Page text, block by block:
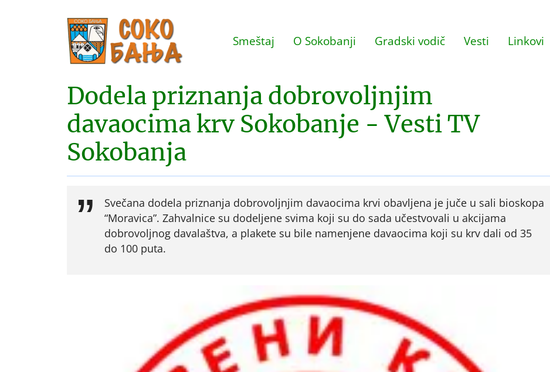
Smeštaj O Sokobanji Gradski vodič Vesti Linkovi
Dodela priznanja dobrovoljnjim
davaocima krv Sokobanje - Vesti TV
Sokobanja
Svečana dodela priznanja dobrovoljnjim davaocima krvi obavljena je juče u sali bioskopa
“Moravica”. Zahvalnice su dodeljene svima koji su do sada učestvovali u akcijama
dobrovoljnog davalaštva, a plakete su bile namenjene davaocima koji su krv dali od 35
do 100 puta.